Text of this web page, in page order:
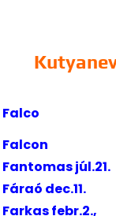
Falco
Falcon
Fantomas júl.21.
Fáraó dec.11.
Farkas febr.2.,